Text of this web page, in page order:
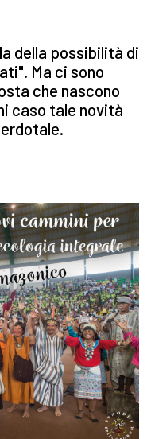
della possibilità di
Ma ci sono
che nascono
caso tale novità